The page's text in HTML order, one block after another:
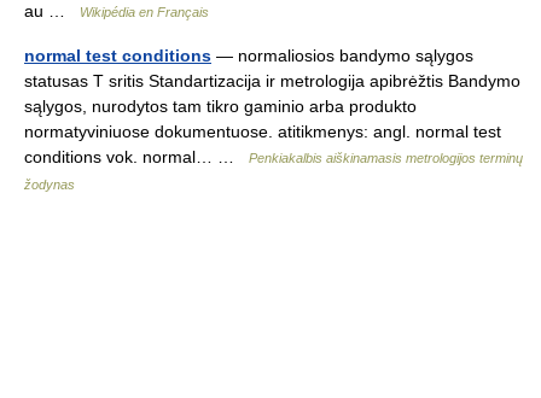
au …
Wikipédia en Français
normal test conditions — normaliosios bandymo sąlygos
statusas T sritis Standartizacija ir metrologija apibrėžtis Bandymo
sąlygos, nurodytos tam tikro gaminio arba produkto
normatyviniuose dokumentuose. atitikmenys: angl. normal test
conditions vok. normal… …
Penkiakalbis aiškinamasis metrologijos terminų
žodynas